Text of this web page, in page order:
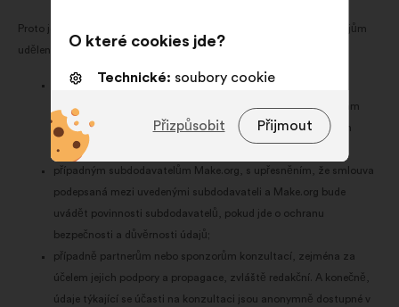
Proto je přístup, za účelem plnění příslušných úkolů, k osobním údajům
udělen pouze:
osobám odpovědným za realizaci konzultací, osobám
odpovědným za správu vztahů s uživateli a stížností, osobám
odpovědným za logistiku a IT služby a rovněž jejich liniovým
manažerům;
případným subdodavatelům Make.org, s upřesněním, že smlouva
podepsaná mezi uvedenými subdodavateli a Make.org bude
uvádět povinnosti subdodavatelů, pokud jde o ochranu
bezpečnosti a důvěrnosti údajů;
případně partnerům nebo sponzorům konzultací, zejména za
účelem jejich podpory a propagace, zvláště redakční. A konečně,
údaje týkající se účasti na konzultaci jsou anonymně dostupné v
O které cookies jde?
Technické: soubory cookie
zlepšení tvého zážitku při
procházení webu
Přijmout
Přizpůsobit